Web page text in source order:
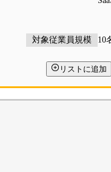
対象従業員規模 10
リストに追加